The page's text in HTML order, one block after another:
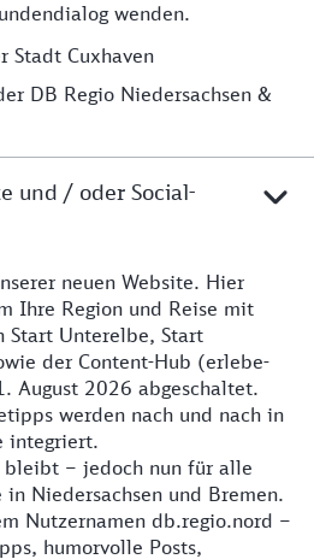
wenden.
Stadt Cuxhaven
DB Regio Niedersachsen &
und / oder Social-
neuen Website. Hier
Ihre Region und Reise mit
Start Unterelbe, Start
der Content-Hub (erlebe-
August 2026 abgeschaltet.
werden nach und nach in
integriert.
bleibt – jedoch nun für alle
in Niedersachsen und Bremen.
Nutzernamen db.regio.nord –
humorvolle Posts,